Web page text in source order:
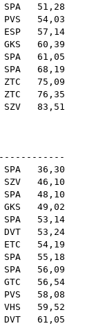
SPA 51,28
PVS 54,03
ESP 57,14
GKS 60,39
SPA 61,05
SPA 68,19
ZTC 75,09
ZTC 76,35
SZV 83,51
SPA 36,30
SZV 46,10
SPA 48,10
GKS 49,02
SPA 53,14
DVT 53,24
ETC 54,19
SPA 55,18
SPA 56,09
GTC 56,54
PVS 58,08
VHS 59,52
DVT 61,05